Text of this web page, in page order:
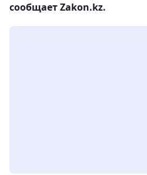
сообщает Zakon.kz.